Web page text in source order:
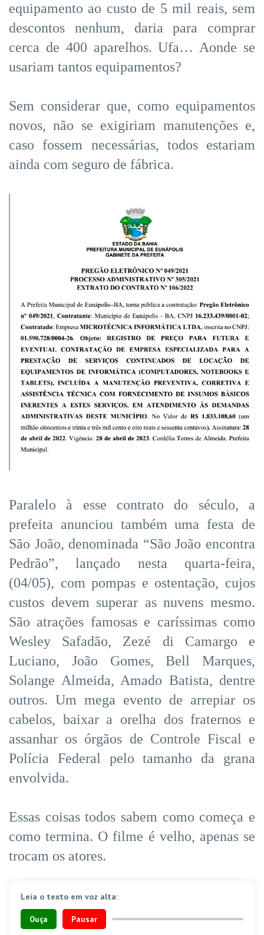
equipamento ao custo de 5 mil reais, sem
descontos nenhum, daria para comprar
cerca de 400 aparelhos. Ufa… Aonde se
usariam tantos equipamentos?
Sem considerar que, como equipamentos
novos, não se exigiriam manutenções e,
caso fossem necessárias, todos estariam
ainda com seguro de fábrica.
Paralelo à esse contrato do século, a
prefeita anunciou também uma festa de
São João, denominada “São João encontra
Pedrão”, lançado nesta quarta-feira,
(04/05), com pompas e ostentação, cujos
custos devem superar as nuvens mesmo.
São atrações famosas e caríssimas como
Wesley Safadão, Zezé di Camargo e
Luciano, João Gomes, Bell Marques,
Solange Almeida, Amado Batista, dentre
outros. Um mega evento de arrepiar os
cabelos, baixar a orelha dos fraternos e
assanhar os órgãos de Controle Fiscal e
Polícia Federal pelo tamanho da grana
envolvida.
Essas coisas todos sabem como começa e
como termina. O filme é velho, apenas se
trocam os atores.
Leia o texto em voz alta:
Ouça Pausar